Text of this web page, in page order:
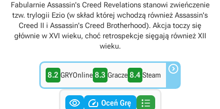
Fabularnie Assassin's Creed Revelations stanowi zwieńczenie
tzw. trylogii Ezio (w skład której wchodzą również Assassin's
Creed II i Assassin's Creed Brotherhood). Akcja toczy się
głównie w XVI wieku, choć retrospekcje sięgają również XII
wieku.
8.2 GRYOnline 8.3 Gracze 8.4 Steam 
  Oceń Grę 